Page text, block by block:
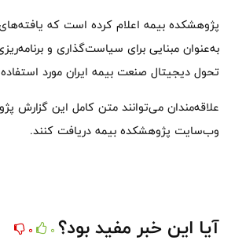
پژوهشکده بیمه اعلام کرده است که
به‌عنوان مبنایی برای سیاست‌گذاری و
تحول دیجیتال صنعت بیمه ایران مورد استفاده
علاقه‌مندان می‌توانند متن کامل این گزارش
وب‌سایت پژوهشکده بیمه دریافت کنند.
آیا این خبر مفید بود؟ 0
0